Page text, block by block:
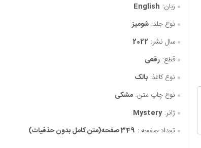
زبان: English
نوع جلد: شومیز
سال نشر: 2022
قطع: رقعی
نوع کاغذ: بالک
نوع چاپ متن: مشکی
ژانر: Mystery
تعداد صفحه : 349 صفحه(متن کامل بدون حذفیات)